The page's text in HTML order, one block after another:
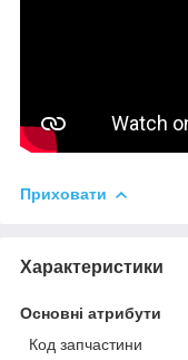
Приховати
Характеристики
Основні атрибути
Код запчастини